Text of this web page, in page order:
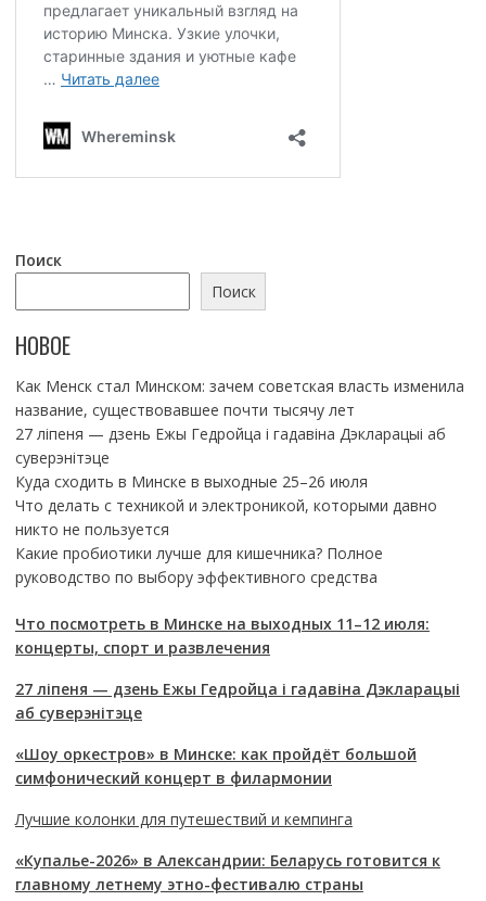
Поиск
Поиск
НОВОЕ
Как Менск стал Минском: зачем советская власть изменила
название, существовавшее почти тысячу лет
27 ліпеня — дзень Ежы Гедройца і гадавіна Дэкларацыі аб
суверэнітэце
Куда сходить в Минске в выходные 25–26 июля
Что делать с техникой и электроникой, которыми давно
никто не пользуется
Какие пробиотики лучше для кишечника? Полное
руководство по выбору эффективного средства
Что посмотреть в Минске на выходных 11–12 июля:
концерты, спорт и развлечения
27 ліпеня — дзень Ежы Гедройца і гадавіна Дэкларацыі
аб суверэнітэце
«Шоу оркестров» в Минске: как пройдёт большой
симфонический концерт в филармонии
Лучшие колонки для путешествий и кемпинга
«Купалье-2026» в Александрии: Беларусь готовится к
главному летнему этно-фестивалю страны